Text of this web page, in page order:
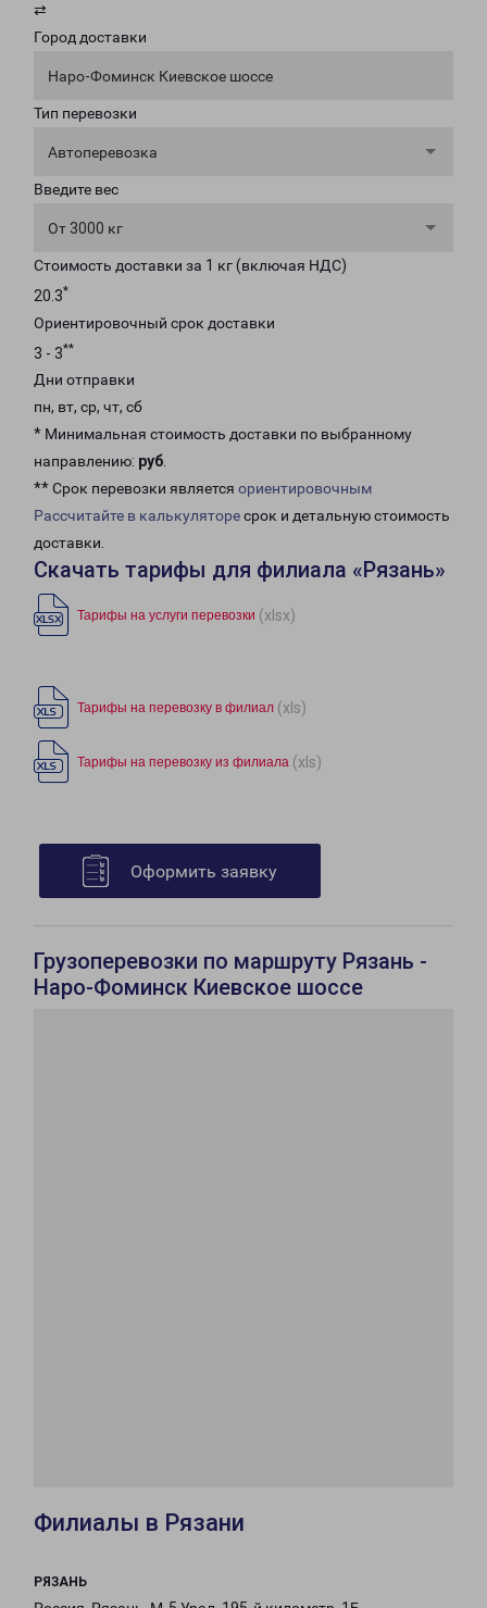
⇄
Город доставки
Наро-Фоминск Киевское шоссе
Тип перевозки
Автоперевозка
Введите вес
От 3000 кг
Стоимость доставки за 1 кг (включая НДС)
20.3*
Ориентировочный срок доставки
3 - 3**
Дни отправки
пн, вт, ср, чт, сб
* Минимальная стоимость доставки по выбранному
направлению: руб.
** Срок перевозки является ориентировочным
Рассчитайте в калькуляторесрок и детальную стоимость
доставки.
Скачать тарифы для филиала «Рязань»
Тарифы на услуги перевозки (xlsx)
Тарифы на перевозку в филиал (xls)
Тарифы на перевозку из филиала (xls)
Оформить заявку
Грузоперевозки по маршруту Рязань -
Наро-Фоминск Киевское шоссе
Филиалы в Рязани
РЯЗАНЬ